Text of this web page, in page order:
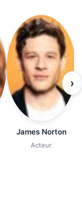
James Norton
Acteur
›